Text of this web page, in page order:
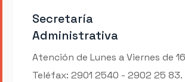
Secretaría
Administrativa
Atención de Lunes a Viernes de
Teléfax: 2901 2540 - 2902 25 83.